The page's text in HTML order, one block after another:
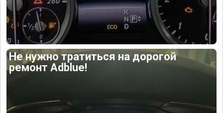
Не нужно тратиться на дорогой
ремонт Adblue!